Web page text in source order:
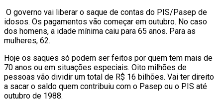
O governo vai liberar o saque de contas do PIS/Pasep de
idosos. Os pagamentos vão começar em outubro. No caso
dos homens, a idade mínima caiu para 65 anos. Para as
mulheres, 62.
Hoje os saques só podem ser feitos por quem tem mais de
70 anos ou em situações especiais. Oito milhões de
pessoas vão dividir um total de R$ 16 bilhões. Vai ter direito
a sacar o saldo quem contribuiu com o Pasep ou o PIS até
outubro de 1988.